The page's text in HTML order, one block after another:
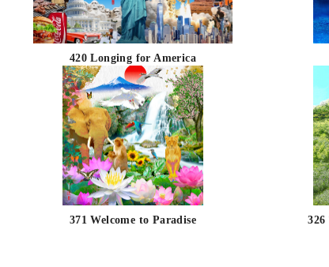
420 Longing for America
371 Welcome to Paradise 326